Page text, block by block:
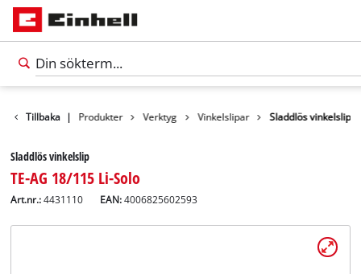
Tillbaka | Produkter Verktyg Vinkelslipar Sladdlös vinkelslip
Sladdlös vinkelslip
TE-AG 18/115 Li-Solo
Art.nr.: 4431110 EAN:4006825602593